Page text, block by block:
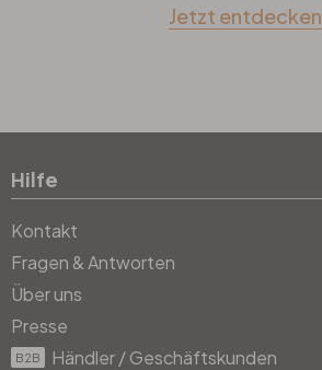
Jetzt entdecken
Hilfe
Kontakt
Fragen & Antworten
Über uns
Presse
B2B Händler / Geschäftskunden